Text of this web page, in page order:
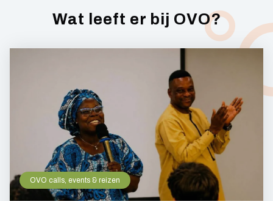
Wat leeft er bij OVO?
OVO calls, events & reizen